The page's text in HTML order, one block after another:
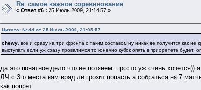
Re: самое важное соревннование
«Ответ #6 : 25 Июль 2009, 21:14:57 »
Цитата: Nedd от 25 Июль 2009, 21:05:57
chewy, все и сразу на три фронта с таким составом ну никак не получится как не
выступать если уж сразу провалимся то конечно кубок опять в приоретете
да это понятное дело что не потянем. просто уж очень
ЛЧ с 3го места нам вряд ли грозит попасть а собраться на 7
как попрет